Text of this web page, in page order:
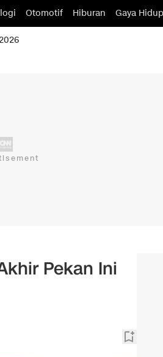
Otomotif Hiburan Gaya Hidup
Pekan Ini